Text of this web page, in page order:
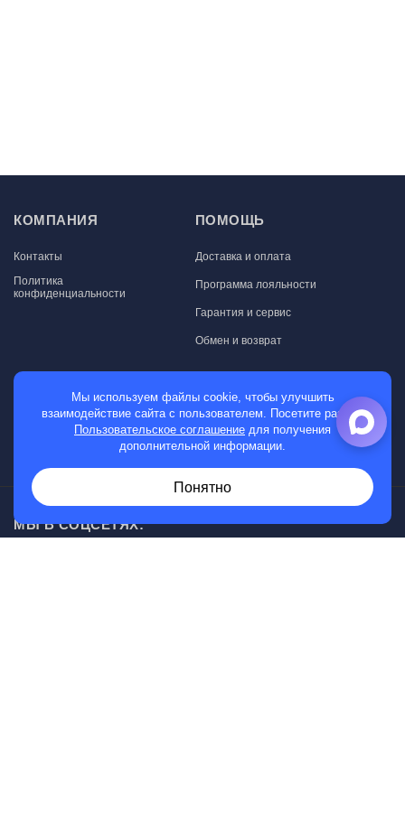
КОМПАНИЯ
Контакты
Политика
конфиденциальности
ПОМОЩЬ
Доставка и оплата
Программа лояльности
Гарантия и сервис
Обмен и возврат
МАГАЗИН
Мужские часы
МЫ В СОЦСЕТЯХ:
Мы используем файлы cookie, чтобы улучшить
взаимодействие сайта с пользователем. Посетите раздел
Пользовательское соглашение для получения
дополнительной информации.
Понятно